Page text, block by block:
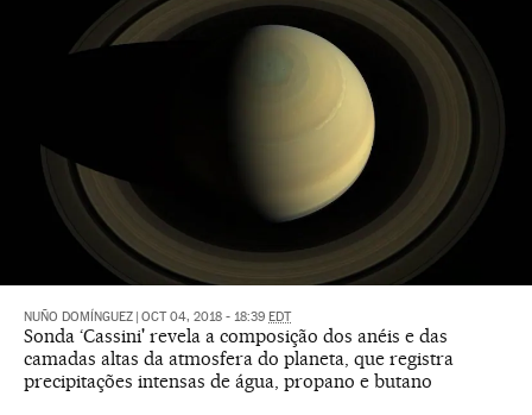
NUÑO DOMÍNGUEZ OCT 04, 2018 - 18:39 EDT
Sonda ‘Cassini' revela a composição dos anéis e das
camadas altas da atmosfera do planeta, que registra
precipitações intensas de água, propano e butano